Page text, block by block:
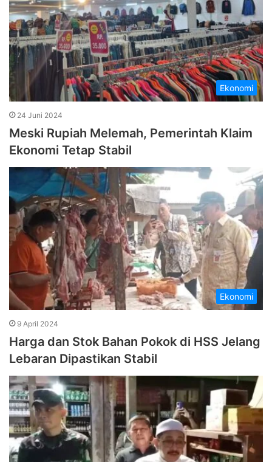
Ekonomi
24 Juni 2024
Meski Rupiah Melemah, Pemerintah Klaim
Ekonomi Tetap Stabil
Ekonomi
9 April 2024
Harga dan Stok Bahan Pokok di HSS Jelang
Lebaran Dipastikan Stabil